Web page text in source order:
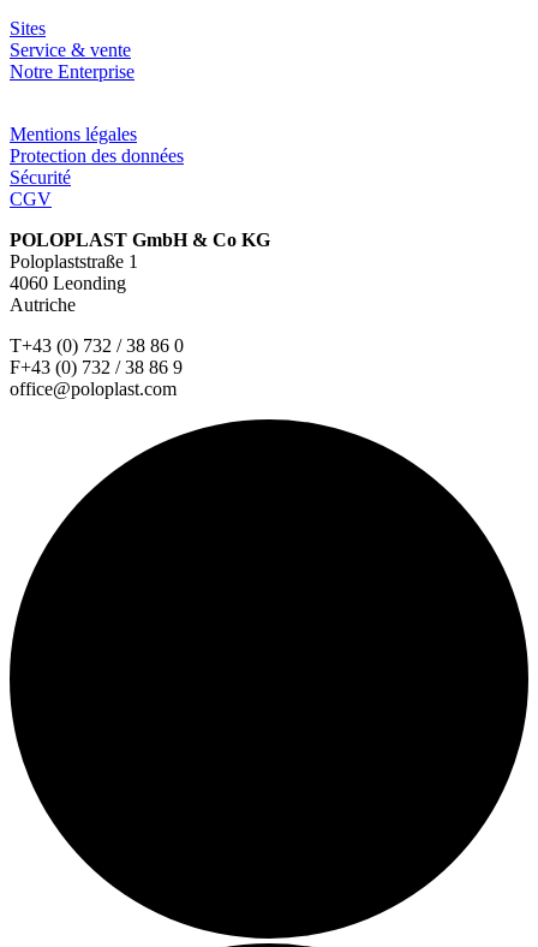
Sites
Service & vente
Notre Enterprise
Mentions légales
Protection des données
Sécurité
CGV
POLOPLAST GmbH & Co KG
Poloplaststraße 1
4060 Leonding
Autriche
T+43 (0) 732 / 38 86 0
F+43 (0) 732 / 38 86 9
office@poloplast.com